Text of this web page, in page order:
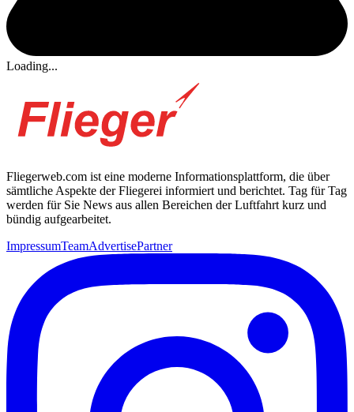
Loading...
Fliegerweb.com ist eine moderne Informationsplattform, die über
sämtliche Aspekte der Fliegerei informiert und berichtet. Tag für Tag
werden für Sie News aus allen Bereichen der Luftfahrt kurz und
bündig aufgearbeitet.
ImpressumTeamAdvertisePartner